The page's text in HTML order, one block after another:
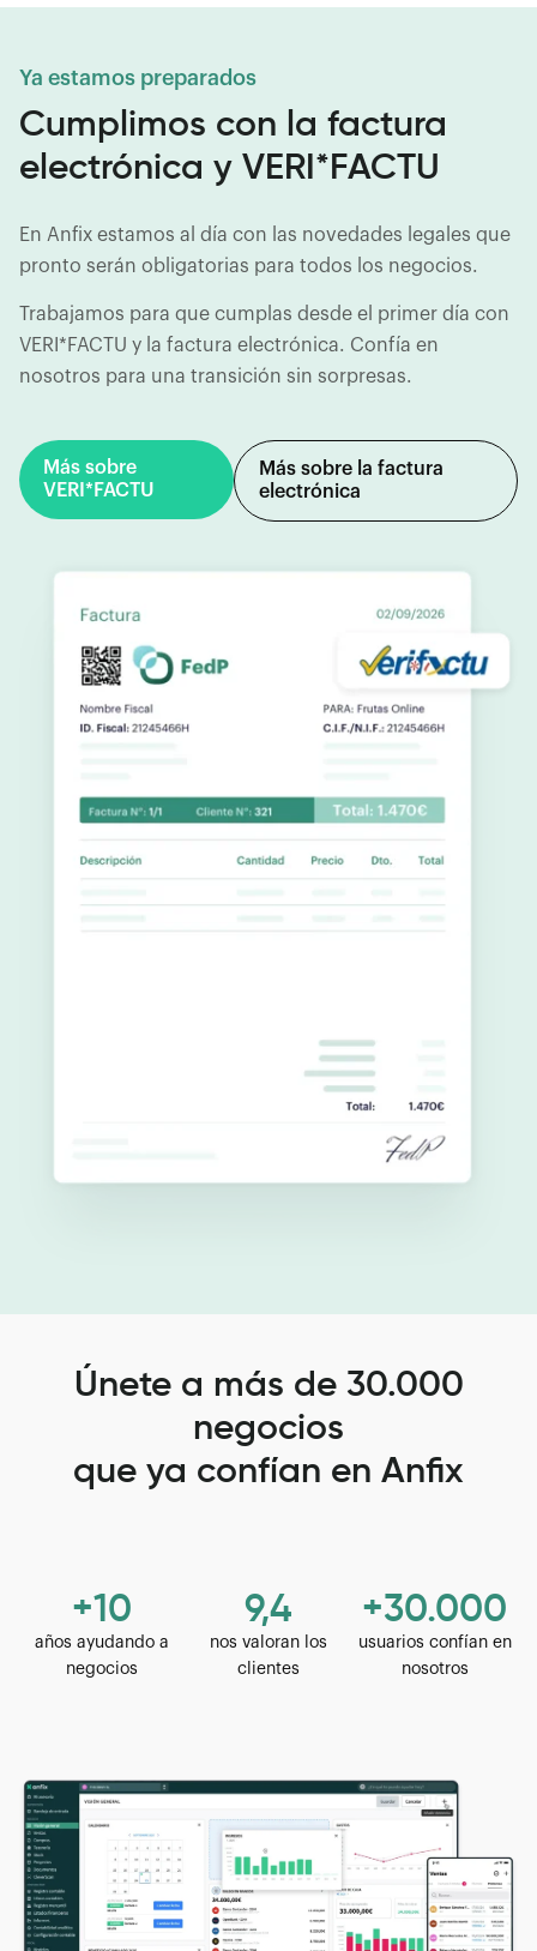
Ya estamos preparados
Cumplimos con la factura
electrónica y VERI*FACTU
En Anfix estamos al día con las novedades legales que
pronto serán obligatorias para todos los negocios.
Trabajamos para que cumplas desde el primer día con
VERI*FACTU y la factura electrónica. Confía en
nosotros para una transición sin sorpresas.
Más sobre
VERI*FACTU
Más sobre la factura
electrónica
Únete a más de 30.000
negocios
que ya confían en Anfix
+10
años ayudando a
negocios
9,4
nos valoran los
clientes
+30.000
usuarios confían en
nosotros